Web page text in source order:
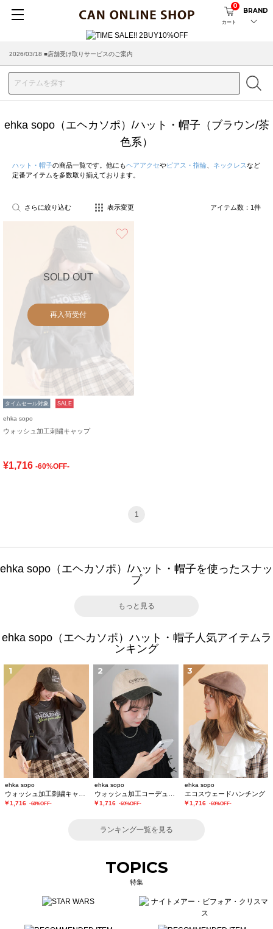
カート
0
BRAND
2026/03/18 ■店舗受け取りサービスのご案内
ehka sopo（エヘカソポ）/ハット・帽子（ブラウン/茶
色系）
ハット・帽子の商品一覧です。他にもヘアアクセやピアス・指輪 ネックレスなど
定番アイテムを多数取り揃えております。
さらに絞り込む 表示変更 アイテム数： 1件
SOLD OUT
再入荷受付
タイムセール対象 SALE
ehka sopo
ウォッシュ加工刺繍キャップ
¥1,716 -60%OFF-
1
ehka sopo（エヘカソポ）/ハット・帽子を使ったスナッ
プ
もっと見る
ehka sopo（エヘカソポ）ハット・帽子人気アイテムラ
ンキング
1
ehka sopo
￥1,716 -60%OFF-
2
ehka sopo
￥1,716 -60%OFF-
3
ehka sopo
エコスウェードハンチング
￥1,716 -60%OFF-
ランキング一覧を見る
TOPICS
特集